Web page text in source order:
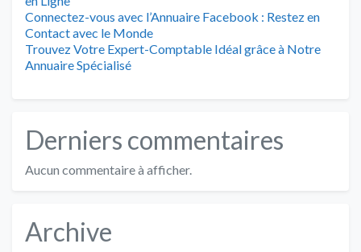
Connectez-vous avec l’Annuaire Facebook : Restez en
Contact avec le Monde
Trouvez Votre Expert-Comptable Idéal grâce à Notre
Annuaire Spécialisé
Derniers commentaires
Aucun commentaire à afficher.
Archive